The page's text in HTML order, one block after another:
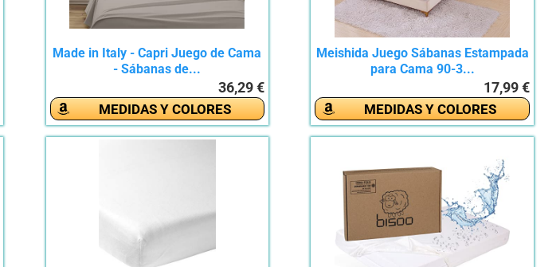
Made in Italy - Capri Juego de Cama
- Sábanas de...
36,29 €
MEDIDAS Y COLORES
Meishida Juego Sábanas Estampada
para Cama 90-3...
17,99 €
MEDIDAS Y COLORES